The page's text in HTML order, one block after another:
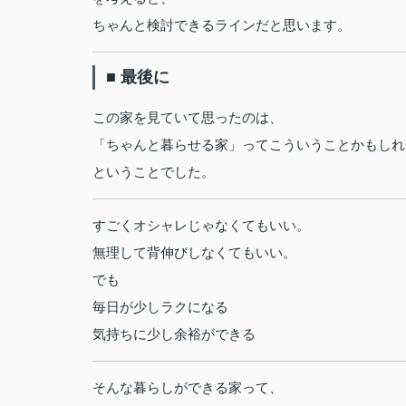
ちゃんと検討できるラインだと思います。
■ 最後に
この家を見ていて思ったのは、
「ちゃんと暮らせる家」ってこういうことかもし
ということでした。
すごくオシャレじゃなくてもいい。
無理して背伸びしなくてもいい。
でも
毎日が少しラクになる
気持ちに少し余裕ができる
そんな暮らしができる家って、